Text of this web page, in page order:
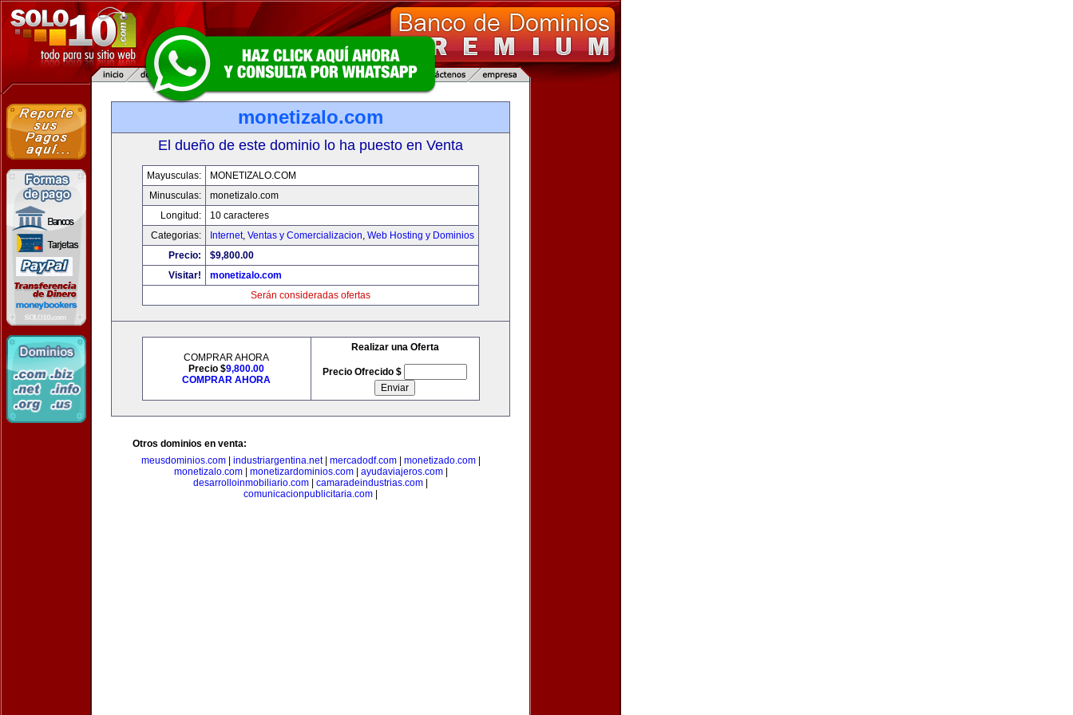
monetizalo.com
El dueño de este dominio lo ha puesto en Venta
Mayusculas:
MONETIZALO.COM
Minusculas:
monetizalo.com
Longitud:
10 caracteres
Categorias:
Internet, Ventas y Comercializacion, Web Hosting y Dominios
Precio:
$9,800.00
Visitar!
monetizalo.com
Serán consideradas ofertas
COMPRAR AHORA
Precio $9,800.00
COMPRAR AHORA
Realizar una Oferta
Precio Ofrecido $
Otros dominios en venta:
meusdominios.com| industriargentina.net| mercadodf.com| monetizado.com|
monetizalo.com| monetizardominios.com| ayudaviajeros.com|
desarrolloinmobiliario.com
camaradeindustrias.com
comunicacionpublicitaria.com